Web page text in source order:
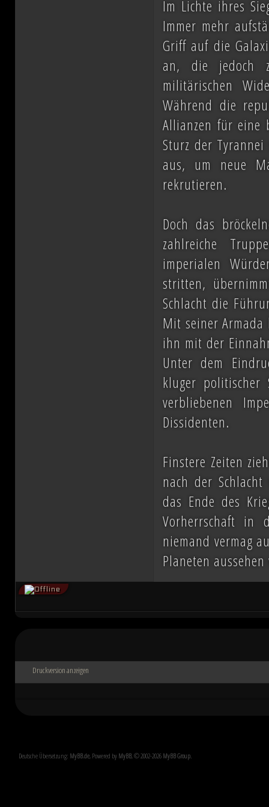
Im Lichte ihres
Immer mehr
Griff auf die
an, die jedoch
militärischen
Während die
Allianzen für eine
Sturz der
aus, um neue
rekrutieren.
Doch das
zahlreiche
imperialen
stritten,
Schlacht die
Mit seiner Armada
ihn mit der
Unter dem
kluger politischer
verbliebenen
Dissidenten.
Finstere Zeiten
nach der
das Ende des
Vorherrschaft in
niemand vermag
Planeten
Druckversion anzeigen
Deutsche Übersetzung: MyBB.de, Powered by MyBB, © 2002-2026 MyBB Group.